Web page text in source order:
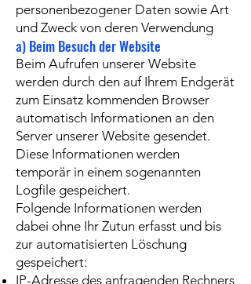
personenbezogener Daten sowie Art
und Zweck von deren Verwendung
a) Beim Besuch der Website
Beim Aufrufen unserer Website
werden durch den auf Ihrem Endgerät
zum Einsatz kommenden Browser
automatisch Informationen an den
Server unserer Website gesendet.
Diese Informationen werden
temporär in einem sogenannten
Logfile gespeichert.
Folgende Informationen werden
dabei ohne Ihr Zutun erfasst und bis
zur automatisierten Löschung
gespeichert:
IP-Adresse des anfragenden Rechners